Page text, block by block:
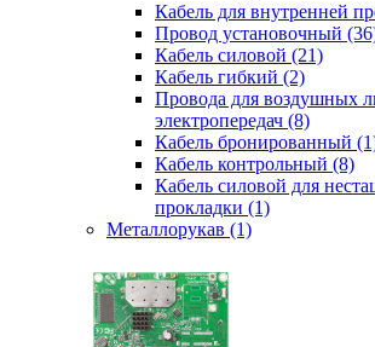
Кабель для внутренней
Провод установочный
Кабель силовой (21)
Кабель гибкий (2)
Провода для воздушных
электропередач (8)
Кабель бронированный
Кабель контрольный (8)
Кабель силовой для
прокладки (1)
Металлорукав (1)